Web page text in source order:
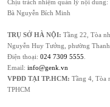
Chịu trách nhiệm quản lý nội dung:
Bà Nguyễn Bích Minh
TRỤ SỞ HÀ NỘI: Tầng 22, Tòa
Nguyễn Huy Tưởng, phường
Điện thoại: 024 7309 5555
Email: info@genk.vn
VPĐD TẠI TP.HCM: Tầng 4, Tòa
TPHCM